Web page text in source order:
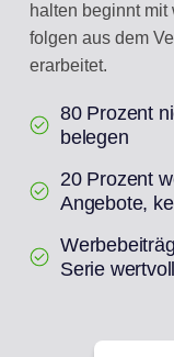
halten beginnt
folgen aus dem
erarbeitet.
80 Prozent
belegen
20 Prozent
Angebote,
Serie